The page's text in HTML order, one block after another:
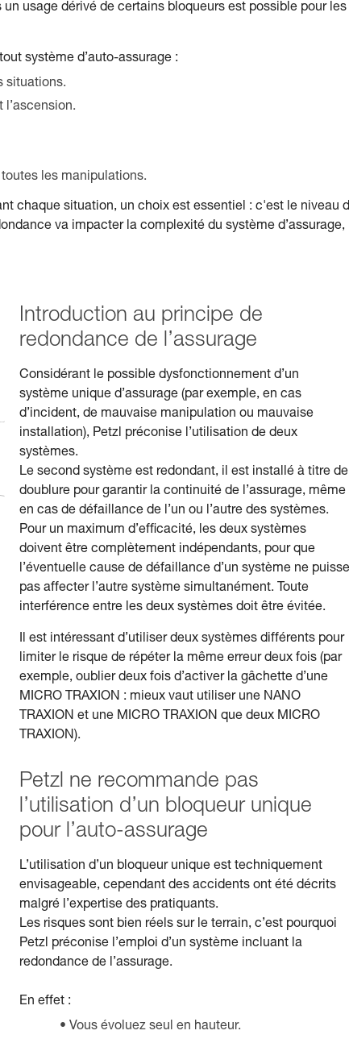
usage dérivé de certains bloqueurs est possible pour les
système d’auto-assurage :
situations.
les manipulations.
chaque situation, un choix est essentiel : c'est le niveau
va impacter la complexité du système d’assurage,
Introduction au principe de
redondance de l’assurage
Considérant le possible dysfonctionnement d’un
système unique d’assurage (par exemple, en cas
d’incident, de mauvaise manipulation ou mauvaise
installation), Petzl préconise l’utilisation de deux
systèmes.
Le second système est redondant, il est installé à titre de
doublure pour garantir la continuité de l’assurage, même
en cas de défaillance de l’un ou l’autre des systèmes.
Pour un maximum d’efficacité, les deux systèmes
doivent être complètement indépendants, pour que
l’éventuelle cause de défaillance d’un système ne puisse
pas affecter l’autre système simultanément. Toute
interférence entre les deux systèmes doit être évitée.
Il est intéressant d’utiliser deux systèmes différents pour
limiter le risque de répéter la même erreur deux fois (par
exemple, oublier deux fois d’activer la gâchette d’une
MICRO TRAXION : mieux vaut utiliser une NANO
TRAXION et une MICRO TRAXION que deux MICRO
TRAXION).
Petzl ne recommande pas
l’utilisation d’un bloqueur unique
pour l’auto-assurage
L’utilisation d’un bloqueur unique est techniquement
envisageable, cependant des accidents ont été décrits
malgré l’expertise des pratiquants.
Les risques sont bien réels sur le terrain, c’est pourquoi
Petzl préconise l’emploi d’un système incluant la
redondance de l’assurage.
En effet :
Vous évoluez seul en hauteur.